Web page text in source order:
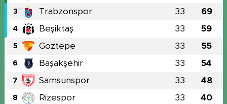
3 Trabzonspor 33 69
4 Beşiktaş 33 59
5 Göztepe 33 55
6 Başakşehir 33 54
7 Samsunspor 33 48
8 Rizespor 33 40